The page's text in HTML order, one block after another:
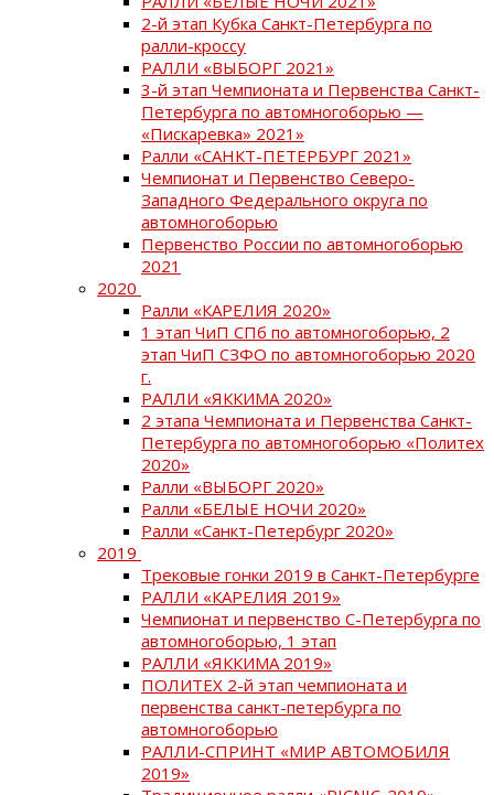
2-й этап Кубка Санкт-Петербурга по
ралли-кроссу
РАЛЛИ «ВЫБОРГ 2021»
3-й этап Чемпионата и Первенства Санкт-
Петербурга по автомногоборью —
«Пискаревка» 2021»
Ралли «САНКТ-ПЕТЕРБУРГ 2021»
Чемпионат и Первенство Северо-
Западного Федерального округа по
автомногоборью
Первенство России по автомногоборью
2021
2020
Ралли «КАРЕЛИЯ 2020»
1 этап ЧиП СПб по автомногоборью, 2
этап ЧиП СЗФО по автомногоборью 2020
г.
РАЛЛИ «ЯККИМА 2020»
2 этапа Чемпионата и Первенства Санкт-
Петербурга по автомногоборью «Политех
2020»
Ралли «ВЫБОРГ 2020»
Ралли «БЕЛЫЕ НОЧИ 2020»
Ралли «Санкт-Петербург 2020»
2019
Трековые гонки 2019 в Санкт-Петербурге
РАЛЛИ «КАРЕЛИЯ 2019»
Чемпионат и первенство С-Петербурга по
автомногоборью, 1 этап
РАЛЛИ «ЯККИМА 2019»
ПОЛИТЕХ 2-й этап чемпионата и
первенства санкт-петербурга по
автомногоборью
РАЛЛИ-СПРИНТ «МИР АВТОМОБИЛЯ
2019»